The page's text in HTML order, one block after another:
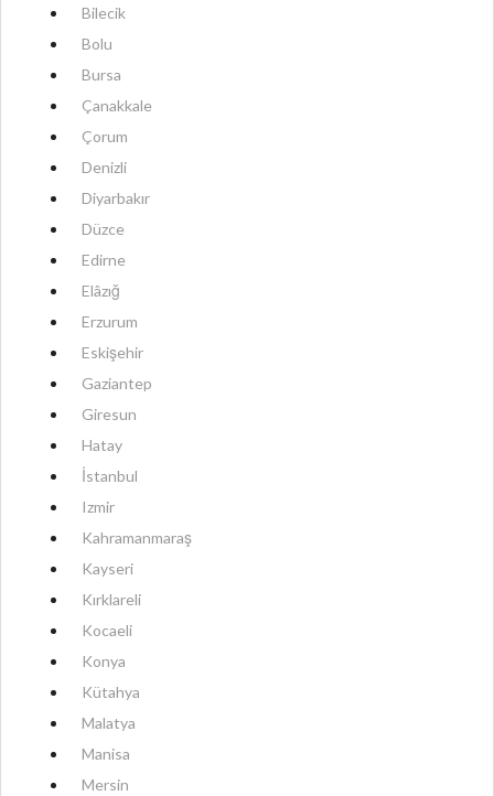
Bilecik
Bolu
Bursa
Çanakkale
Çorum
Denizli
Diyarbakır
Düzce
Edirne
Elâzığ
Erzurum
Eskişehir
Gaziantep
Giresun
Hatay
İstanbul
Izmir
Kahramanmaraş
Kayseri
Kırklareli
Kocaeli
Konya
Kütahya
Malatya
Manisa
Mersin